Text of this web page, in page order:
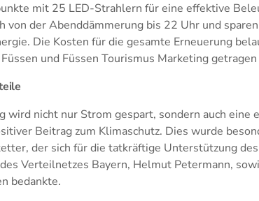
mit 25 LED-Strahlern für eine effektive
von der Abenddämmerung bis 22 Uhr und
Die Kosten für die gesamte Erneuerung
und Füssen Tourismus Marketing
wird nicht nur Strom gespart, sondern auch eine
Beitrag zum Klimaschutz. Dies wurde
der sich für die tatkräftige Unterstützung
Verteilnetzes Bayern, Helmut Petermann,
bedankte.